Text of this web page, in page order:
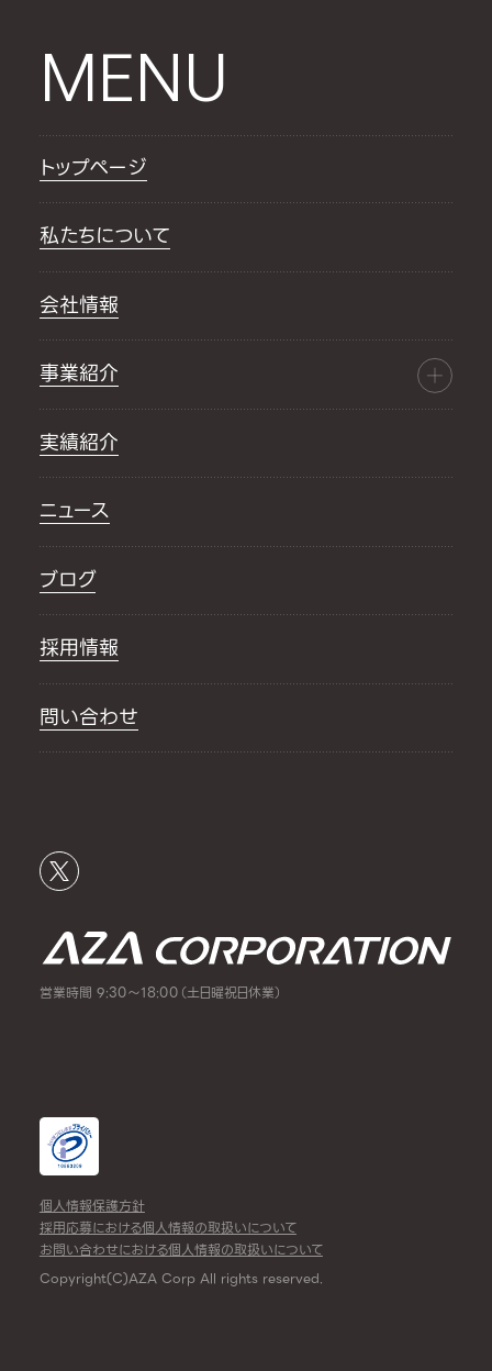
MENU
トップページ
私たちについて
会社情報
事業紹介
実績紹介
ニュース
ブログ
採用情報
問い合わせ
営業時間 9:30～18:00（土日曜祝日休業）
個人情報保護方針
採用応募における個人情報の取扱いについて
お問い合わせにおける個人情報の取扱いについて
Copyright(C)AZA Corp All rights reserved.